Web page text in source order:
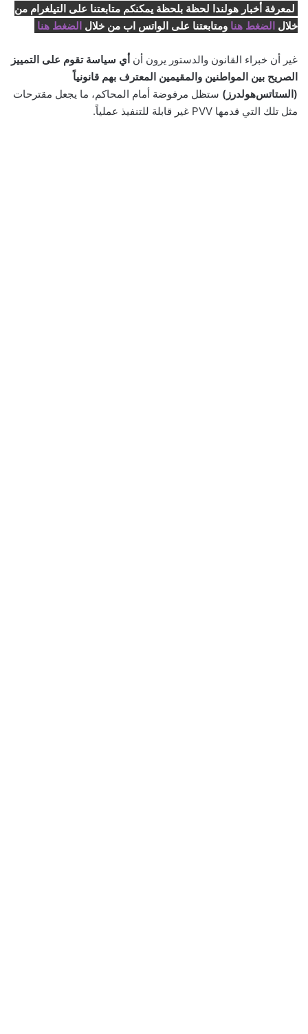
لمعرفة أخبار هولندا لحظة بلحظة يمكنكم متابعتنا على التيلغرام من
خلال الضغط هنا ومتابعتنا على الواتس اب من خلال الضغط هنا
غير أن خبراء القانون والدستور يرون أن أي سياسة تقوم على التمييز
الصريح بين المواطنين والمقيمين المعترف بهم قانونياً
(الستاتس‌هولدرز) ستظل مرفوضة أمام المحاكم، ما يجعل مقترحات
مثل تلك التي قدمها PVV غير قابلة للتنفيذ عملياً.